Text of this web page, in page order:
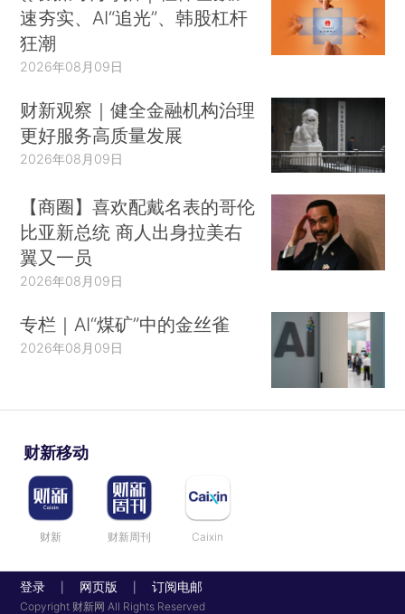
速夯实、AI“追光”、韩股杠杆
狂潮
2026年08月09日
财新观察｜健全金融机构治理
更好服务高质量发展
2026年08月09日
【商圈】喜欢配戴名表的哥伦
比亚新总统 商人出身拉美右
翼又一员
2026年08月09日
专栏｜AI“煤矿”中的金丝雀
2026年08月09日
财新移动
财新 财新周刊 Caixin
登录 网页版 订阅电邮
Copyright 财新网 All Rights Reserved